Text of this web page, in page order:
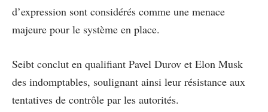
d’expression sont considérés comme une menace
majeure pour le système en place.
Seibt conclut en qualifiant Pavel Durov et Elon Musk
des indomptables, soulignant ainsi leur résistance aux
tentatives de contrôle par les autorités.